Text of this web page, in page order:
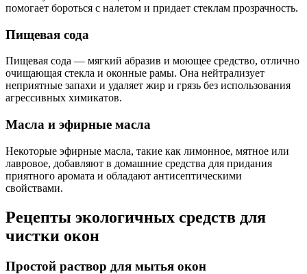
помогает бороться с налетом и придает стеклам прозрачность.
Пищевая сода
Пищевая сода — мягкий абразив и моющее средство, отлично
очищающая стекла и оконные рамы. Она нейтрализует
неприятные запахи и удаляет жир и грязь без использования
агрессивных химикатов.
Масла и эфирные масла
Некоторые эфирные масла, такие как лимонное, мятное или
лавровое, добавляют в домашние средства для придания
приятного аромата и обладают антисептическими
свойствами.
Рецепты экологичных средств для
чистки окон
Простой раствор для мытья окон